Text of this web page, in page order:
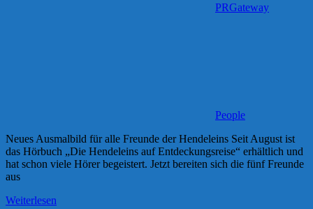
PRGateway
People
Neues Ausmalbild für alle Freunde der Hendeleins Seit August ist
das Hörbuch „Die Hendeleins auf Entdeckungsreise“ erhältlich und
hat schon viele Hörer begeistert. Jetzt bereiten sich die fünf Freunde
aus
Weiterlesen